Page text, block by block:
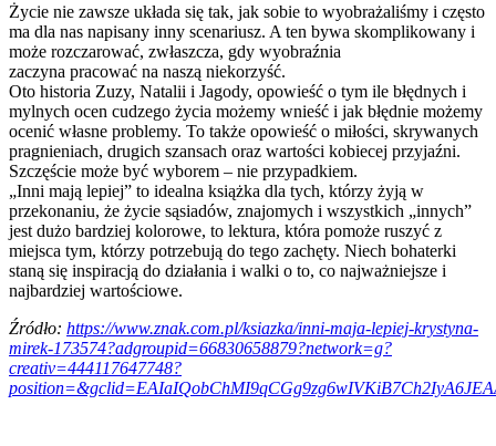
Życie nie zawsze układa się tak, jak sobie to wyobrażaliśmy i często
ma dla nas napisany inny scenariusz. A ten bywa skomplikowany i
może rozczarować, zwłaszcza, gdy wyobraźnia
zaczyna pracować na naszą niekorzyść.
Oto historia Zuzy, Natalii i Jagody, opowieść o tym ile błędnych i
mylnych ocen cudzego życia możemy wnieść i jak błędnie możemy
ocenić własne problemy. To także opowieść o miłości, skrywanych
pragnieniach, drugich szansach oraz wartości kobiecej przyjaźni.
Szczęście może być wyborem – nie przypadkiem.
„Inni mają lepiej” to idealna książka dla tych, którzy żyją w
przekonaniu, że życie sąsiadów, znajomych i wszystkich „innych”
jest dużo bardziej kolorowe, to lektura, która pomoże ruszyć z
miejsca tym, którzy potrzebują do tego zachęty. Niech bohaterki
staną się inspiracją do działania i walki o to, co najważniejsze i
najbardziej wartościowe.
Źródło: https://www.znak.com.pl/ksiazka/inni-maja-lepiej-krystyna-
mirek-173574?adgroupid=66830658879?network=g?
creativ=444117647748?